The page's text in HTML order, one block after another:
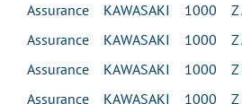
Assurance KAWASAKI 1000 Z
Assurance KAWASAKI 1000 Z
Assurance KAWASAKI 1000 Z
Assurance KAWASAKI 1000 Z